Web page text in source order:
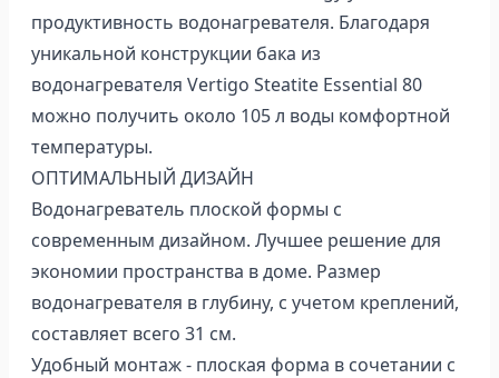
продуктивность водонагревателя. Благодаря
уникальной конструкции бака из
водонагревателя Vertigo Steatite Essential 80
можно получить около 105 л воды комфортной
температуры.
ОПТИМАЛЬНЫЙ ДИЗАЙН
Водонагреватель плоской формы с
современным дизайном. Лучшее решение для
экономии пространства в доме. Размер
водонагревателя в глубину, с учетом креплений,
составляет всего 31 см.
Удобный монтаж - плоская форма в сочетании с